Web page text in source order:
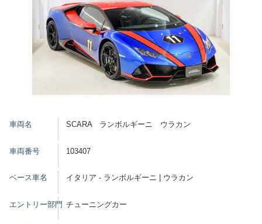
車両名 SCARA ランボルギーニ ウラカン
車両番号 103407
ベース車名 イタリア - ランボルギーニ | ウラカン
エントリー部門 チューニングカー